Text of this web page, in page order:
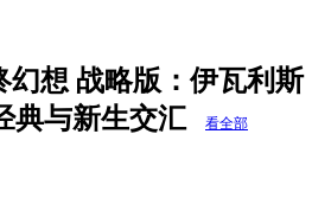
幻想 战略版：伊瓦利斯
典与新生交汇
看全部